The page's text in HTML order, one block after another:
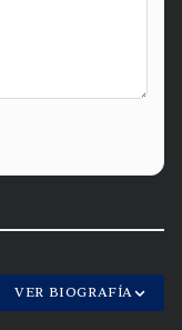
VER BIOGRAFÍA